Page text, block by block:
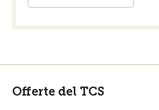
Offerte del TCS